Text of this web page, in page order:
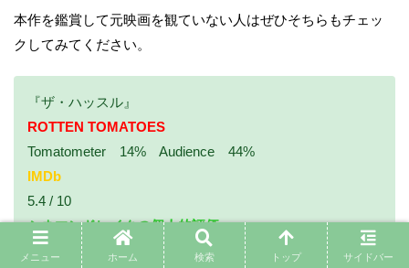
本作を鑑賞して元映画を観ていない人はぜひそちらもチェッ
クしてみてください。
『ザ・ハッスル』
ROTTEN TOMATOES
Tomatometer 14% Audience 44%
IMDb
5.4 / 10
シネマンドレイクの個人的評価
星 4/10 ★★★★
メニュー ホーム 検索 トップ サイドバー